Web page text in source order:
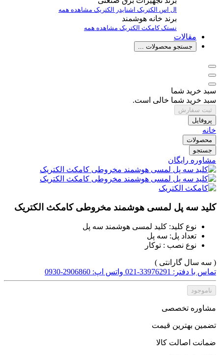
ال اس الکتریک اشنایدر الکتریک مشاهده همه
برند خانه هوشمند
نستککامکث الکتریک مشاهده همه
مقالات
جستجو محصولات ...
سبد خرید شما
سبد خرید شما خالی است.
ثبت سفارش
پروفایل
خانه
محصولات
جستجو
مشاوره رایگان
کلید سه پل لمسی هوشمند مخروطی کامکث الکتریک
نوع کلید: کلید لمسی هوشمند سه پل
تعداد پل: سه پل
نوع نصب : توکار
( سه سال گارانتی )
تماس با دفتر: 33976291-021
واتس اپ: 2906860-0930
ناموجود
مشاوره تخصصی
تضمین بهترین قیمت
ضمانت اصالت کالا